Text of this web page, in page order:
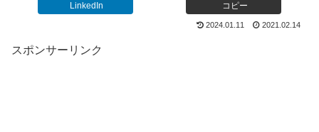
LinkedIn コピー
2024.01.11 2021.02.14
スポンサーリンク